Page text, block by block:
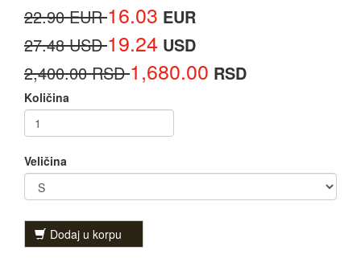
22.90 EUR16.03 EUR
27.48 USD19.24 USD
2,400.00 RSD1,680.00 RSD
Količina
Veličina
Dodaj u korpu